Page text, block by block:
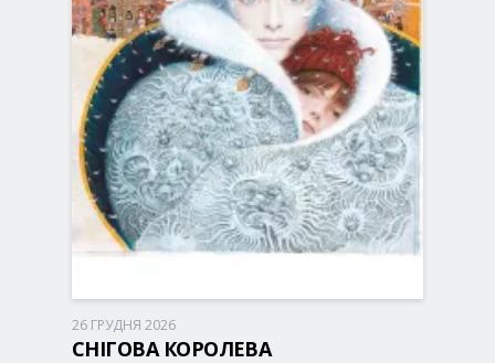
Палац Спорту
26 ГРУДНЯ 2026
СНІГОВА КОРОЛЕВА